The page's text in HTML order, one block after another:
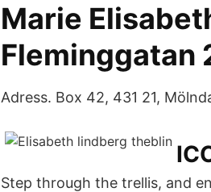
Marie
Fleminggatan
Adress. Box 42, 431 21,
Step through the trellis, and